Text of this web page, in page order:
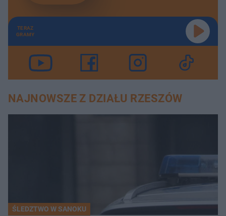
TERAZ
GRAMY
NAJNOWSZE Z DZIAŁU RZESZÓW
ŚLEDZTWO W SANOKU